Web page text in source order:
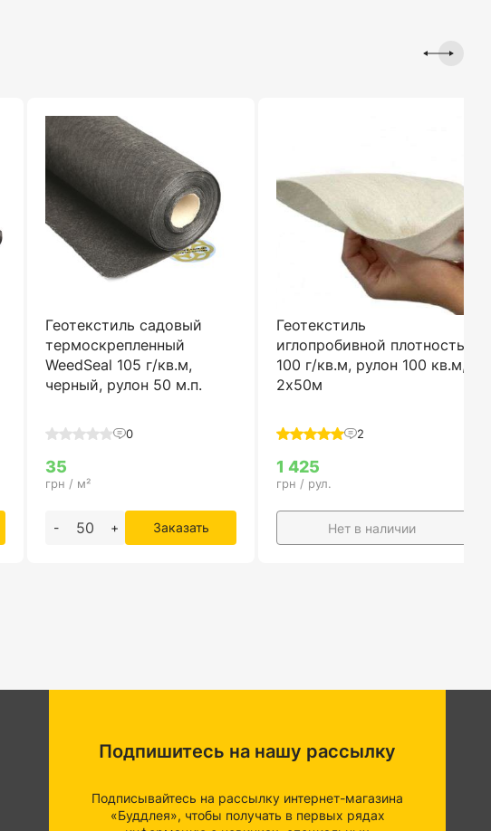
Геотекстиль садовый
термоскрепленный
WeedSeal 105 г/кв.м,
черный, рулон 50 м.п.
0
35
грн / м²
- + Заказать
Геотекстиль
иглопробивной плотность
100 г/кв.м, рулон 100 кв.м,
2х50м
2
1 425
грн / рул.
Нет в наличии
Подпишитесь на нашу рассылку
Подписывайтесь на рассылку интернет-магазина
«Буддлея», чтобы получать в первых рядах